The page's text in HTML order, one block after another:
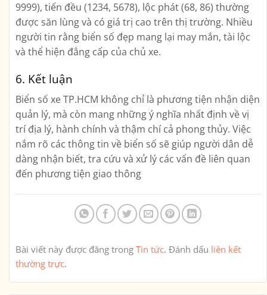
9999), tiến đều (1234, 5678), lộc phát (68, 86) thường
được săn lùng và có giá trị cao trên thị trường. Nhiều
người tin rằng biển số đẹp mang lại may mắn, tài lộc
và thể hiện đẳng cấp của chủ xe.
6. Kết luận
Biển số xe TP.HCM không chỉ là phương tiện nhận diện
quản lý, mà còn mang những ý nghĩa nhất định về vị
trí địa lý, hành chính và thậm chí cả phong thủy. Việc
nắm rõ các thông tin về biển số sẽ giúp người dân dễ
dàng nhận biết, tra cứu và xử lý các vấn đề liên quan
đến phương tiện giao thông
Bài viết này được đăng trong Tin tức. Đánh dấu liên kết
thường trực.